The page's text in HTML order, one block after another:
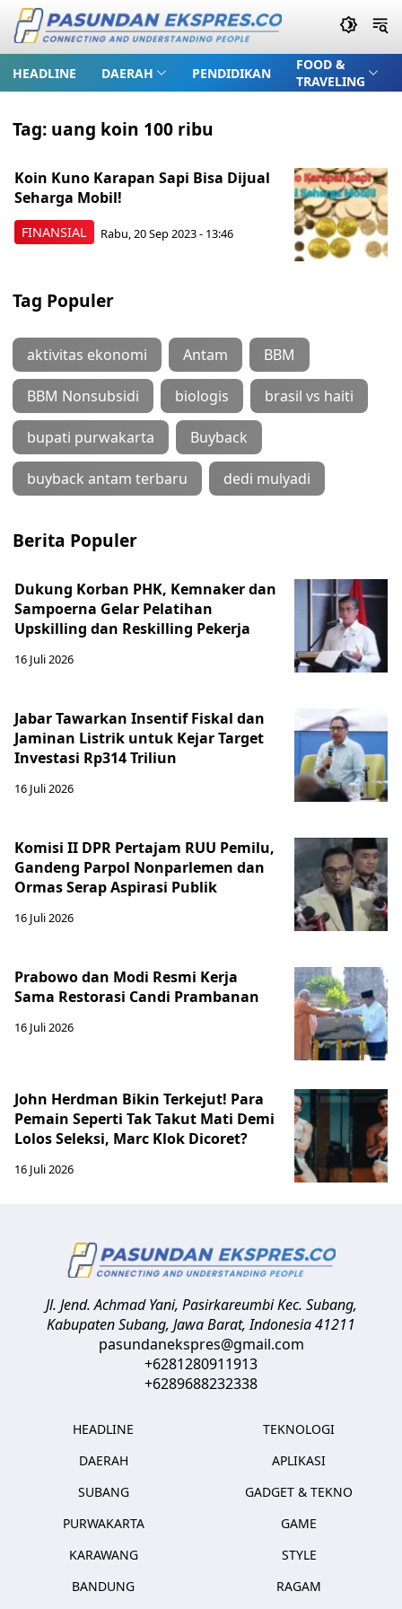
HEADLINE DAERAH PENDIDIKAN
FOOD &
TRAVELING
Tag: uang koin 100 ribu
FINANSIAL
Koin Kuno Karapan Sapi Bisa Dijual
Seharga Mobil!
Rabu, 20 Sep 2023 - 13:46
Tag Populer
aktivitas ekonomi Antam BBM
BBM Nonsubsidi biologis brasil vs haiti
bupati purwakarta Buyback
buyback antam terbaru dedi mulyadi
Berita Populer
Dukung Korban PHK, Kemnaker dan
Sampoerna Gelar Pelatihan
Upskilling dan Reskilling Pekerja
16 Juli 2026
Jabar Tawarkan Insentif Fiskal dan
Jaminan Listrik untuk Kejar Target
Investasi Rp314 Triliun
16 Juli 2026
Komisi II DPR Pertajam RUU Pemilu,
Gandeng Parpol Nonparlemen dan
Ormas Serap Aspirasi Publik
16 Juli 2026
Prabowo dan Modi Resmi Kerja
Sama Restorasi Candi Prambanan
16 Juli 2026
John Herdman Bikin Terkejut! Para
Pemain Seperti Tak Takut Mati Demi
Lolos Seleksi, Marc Klok Dicoret?
16 Juli 2026
Jl. Jend. Achmad Yani, Pasirkareumbi Kec. Subang,
Kabupaten Subang, Jawa Barat,Indonesia41211
pasundanekspres@gmail.com
+6281280911913
+6289688232338
HEADLINE
DAERAH
SUBANG
PURWAKARTA
KARAWANG
BANDUNG
TEKNOLOGI
APLIKASI
GADGET & TEKNO
GAME
STYLE
RAGAM